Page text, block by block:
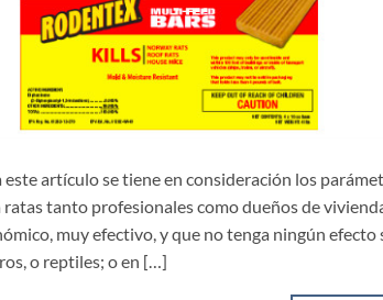
este artículo se tiene en consideración los
ratas tanto profesionales como dueños de
muy efectivo, y que no tenga ningún
o reptiles; o en […]